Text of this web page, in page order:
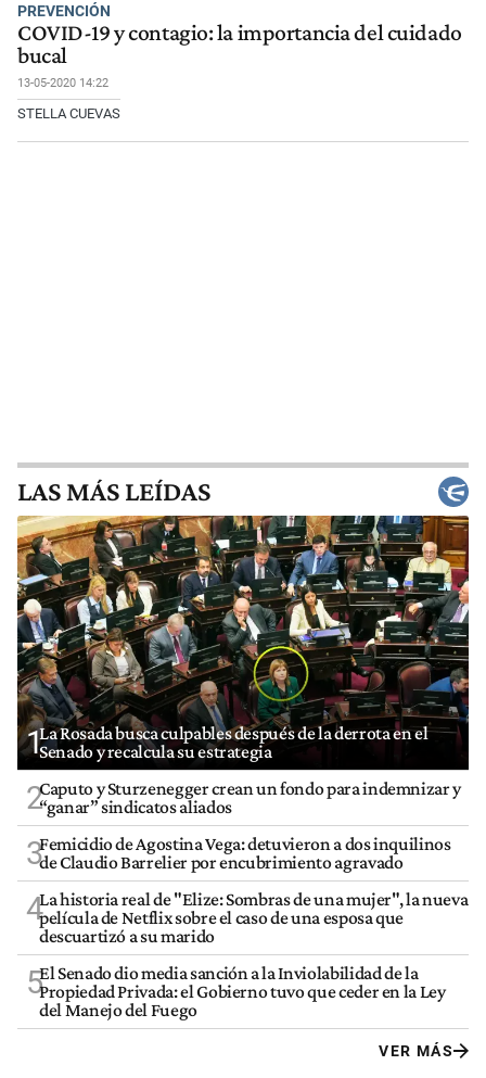
PREVENCIÓN
COVID-19 y contagio: la importancia del cuidado
bucal
13-05-2020 14:22
STELLA CUEVAS
LAS MÁS LEÍDAS
1La Rosada busca culpables después de la derrota en el
Senado y recalcula su estrategia
2Caputo y Sturzenegger crean un fondo para indemnizar y
“ganar” sindicatos aliados
3Femicidio de Agostina Vega: detuvieron a dos inquilinos
de Claudio Barrelier por encubrimiento agravado
4La historia real de "Elize: Sombras de una mujer", la nueva
película de Netflix sobre el caso de una esposa que
descuartizó a su marido
5El Senado dio media sanción a la Inviolabilidad de la
Propiedad Privada: el Gobierno tuvo que ceder en la Ley
del Manejo del Fuego
VER MÁS